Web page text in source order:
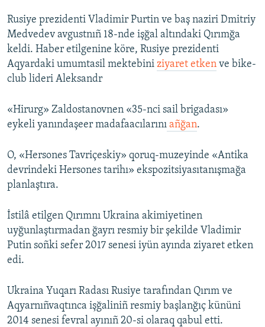
Rusiye prezidenti Vladimir Purtin ve baş naziri Dmitriy
Medvedev avgustnıñ 18-nde işğal altındaki Qırımğa
keldi. Haber etilgenine köre, Rusiye prezidenti
Aqyardaki umumtasil mektebini ziyaret etken ve bike-
club lideri Aleksandr
«Hirurg» Zaldostanovnen «35-nci sail brigadası»
eykeli yanındaşeer madafaacılarını añğan.
O, «Hersones Tavriçeskiy» qoruq-muzeyinde «Antika
devrindeki Hersones tarihı» ekspozitsiyasıtanışmağa
planlaştıra.
İstilâ etilgen Qırımnı Ukraina akimiyetinen
uyğunlaştırmadan ğayrı resmiy bir şekilde Vladimir
Putin soñki sefer 2017 senesi iyün ayında ziyaret etken
edi.
Ukraina Yuqarı Radası Rusiye tarafından Qırım ve
Aqyarnıñvaqtınca işğaliniñ resmiy başlanğıç kününi
2014 senesi fevral ayınıñ 20-si olaraq qabul etti.